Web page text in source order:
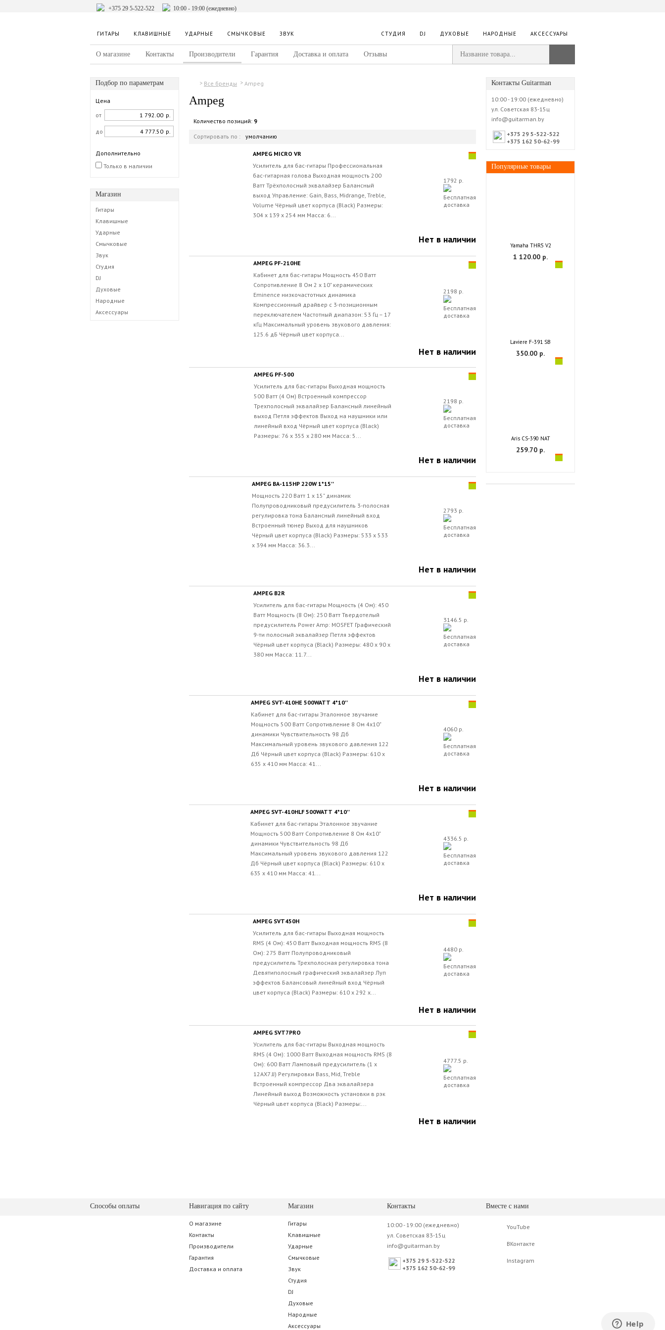
+375 29 5-522-522 10:00 - 19:00 (ежедневно)
ГИТАРЫ КЛАВИШНЫЕ УДАРНЫЕ СМЫЧКОВЫЕ ЗВУК СТУДИЯ DJ ДУХОВЫЕ НАРОДНЫЕ АКСЕССУАРЫ
О магазине Контакты Производители Гарантия Доставка и оплата Отзывы
Подбор по параметрам
Цена
от
р.
до р.
Дополнительно
Только в наличии
Магазин
Гитары
Клавишные
Ударные
Смычковые
Звук
Студия
DJ
Духовые
Народные
Аксессуары
Все бренды Ampeg
Ampeg
Количество позиций: 9
Сортировать по : умолчанию
AMPEG MICRO VR
Усилитель для бас-гитары Профессиональная
бас-гитарная голова Выходная мощность 200
Ватт Трёхполосный эквалайзер Балансный
выход Управление: Gain, Bass, Midrange, Treble,
Volume Чёрный цвет корпуса (Black) Размеры:
304 х 139 х 254 мм Масса: 6...
1792 р.
Бесплатная
доставка
Нет в наличии
AMPEG PF-210HE
Кабинет для бас-гитары Мощность 450 Ватт
Сопротивление 8 Ом 2 х 10" керамических
Eminence низкочастотных динамика
Компрессионный драйвер с 3-позиционным
переключателем Частотный диапазон: 53 Гц – 17
кГц Максимальный уровень звукового давления:
125.6 дБ Чёрный цвет корпуса...
2198 р.
Бесплатная
доставка
Нет в наличии
AMPEG PF-500
Усилитель для бас-гитары Выходная мощность
500 Ватт (4 Ом) Встроенный компрессор
Трехполосный эквалайзер Балансный линейный
выход Петля эффектов Выход на наушники или
линейный вход Чёрный цвет корпуса (Black)
Размеры: 76 х 355 х 280 мм Масса: 5...
2198 р.
Бесплатная
доставка
Нет в наличии
AMPEG BA-115HP 220W 1*15''
Мощность 220 Ватт 1 x 15" динамик
Полупроводниковый предусилитель 3-полосная
регулировка тона Балансный линейный вход
Встроенный тюнер Выход для наушников
Чёрный цвет корпуса (Black) Размеры: 533 х 533
х 394 мм Масса: 36.3...
2793 р.
Бесплатная
доставка
Нет в наличии
AMPEG B2R
Усилитель для бас-гитары Мощность (4 Ом): 450
Ватт Мощность (8 Ом): 250 Ватт Твердотелый
предусилитель Power Amp: MOSFET Графический
9-ти полосный эквалайзер Петля эффектов
Чёрный цвет корпуса (Black) Размеры: 480 х 90 х
380 мм Масса: 11.7...
3146.5 р.
Бесплатная
доставка
Нет в наличии
AMPEG SVT-410HE 500WATT 4*10''
Кабинет для бас-гитары Эталонное звучание
Мощность 500 Ватт Сопротивление 8 Ом 4x10"
динамики Чувствительность 98 Дб
Максимальный уровень звукового давления 122
Дб Чёрный цвет корпуса (Black) Размеры: 610 х
635 х 410 мм Масса: 41...
4060 р.
Бесплатная
доставка
Нет в наличии
AMPEG SVT-410HLF 500WATT 4*10''
Кабинет для бас-гитары Эталонное звучание
Мощность 500 Ватт Сопротивление 8 Ом 4x10"
динамики Чувствительность 98 Дб
Максимальный уровень звукового давления 122
Дб Чёрный цвет корпуса (Black) Размеры: 610 х
635 х 410 мм Масса: 41...
4336.5 р.
Бесплатная
доставка
Нет в наличии
AMPEG SVT450H
Усилитель для бас-гитары Выходная мощность
RMS (4 Ом): 450 Ватт Выходная мощность RMS (8
Ом): 275 Ватт Полупроводниковый
предусилитель Трехполосная регулировка тона
Девятиполосный графический эквалайзер Луп
эффектов Балансовый линейный вход Чёрный
цвет корпуса (Black) Размеры: 610 х 292 х...
4480 р.
Бесплатная
доставка
Нет в наличии
AMPEG SVT7PRO
Усилитель для бас-гитары Выходная мощность
RMS (4 Ом): 1000 Ватт Выходная мощность RMS (8
Ом): 600 Ватт Ламповый предусилитель (1 x
12AX7 JJ) Регулировки Bass, Mid, Treble
Встроенный компрессор Два эквалайзера
Линейный выход Возможность установки в рэк
Чёрный цвет корпуса (Black) Размеры:...
4777.5 р.
Бесплатная
доставка
Нет в наличии
Контакты Guitarman
10:00 - 19:00 (ежедневно)
ул. Советская 83-15ц
info@guitarman.by
+375 29 5-522-522
+375 162 50-62-99
Популярные товары
Yamaha THR5 V2
1 120.00 р.
Laviere F-391 SB
350.00 р.
Aris CS-390 NAT
259.70 р.
Способы оплаты Навигация по сайту
О магазине
Контакты
Производители
Гарантия
Доставка и оплата
Магазин
Гитары
Клавишные
Ударные
Смычковые
Звук
Студия
DJ
Духовые
Народные
Аксессуары
Контакты
10:00 - 19:00 (ежедневно)
ул. Советская 83-15ц
info@guitarman.by
+375 29 5-522-522
+375 162 50-62-99
Вместе с нами
YouTube
ВКонтакте
Instagram